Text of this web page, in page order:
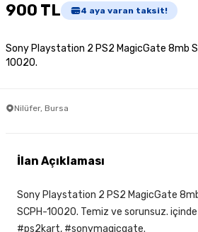
900 TL 4 aya varan taksit!
Sony Playstation 2 PS2 MagicGate 8mb
10020.
Nilüfer, Bursa
İlan Açıklaması
Sony Playstation 2 PS2 MagicGate
SCPH-10020. Temiz ve sorunsuz.
#ps2kart, #sonymagicgate.